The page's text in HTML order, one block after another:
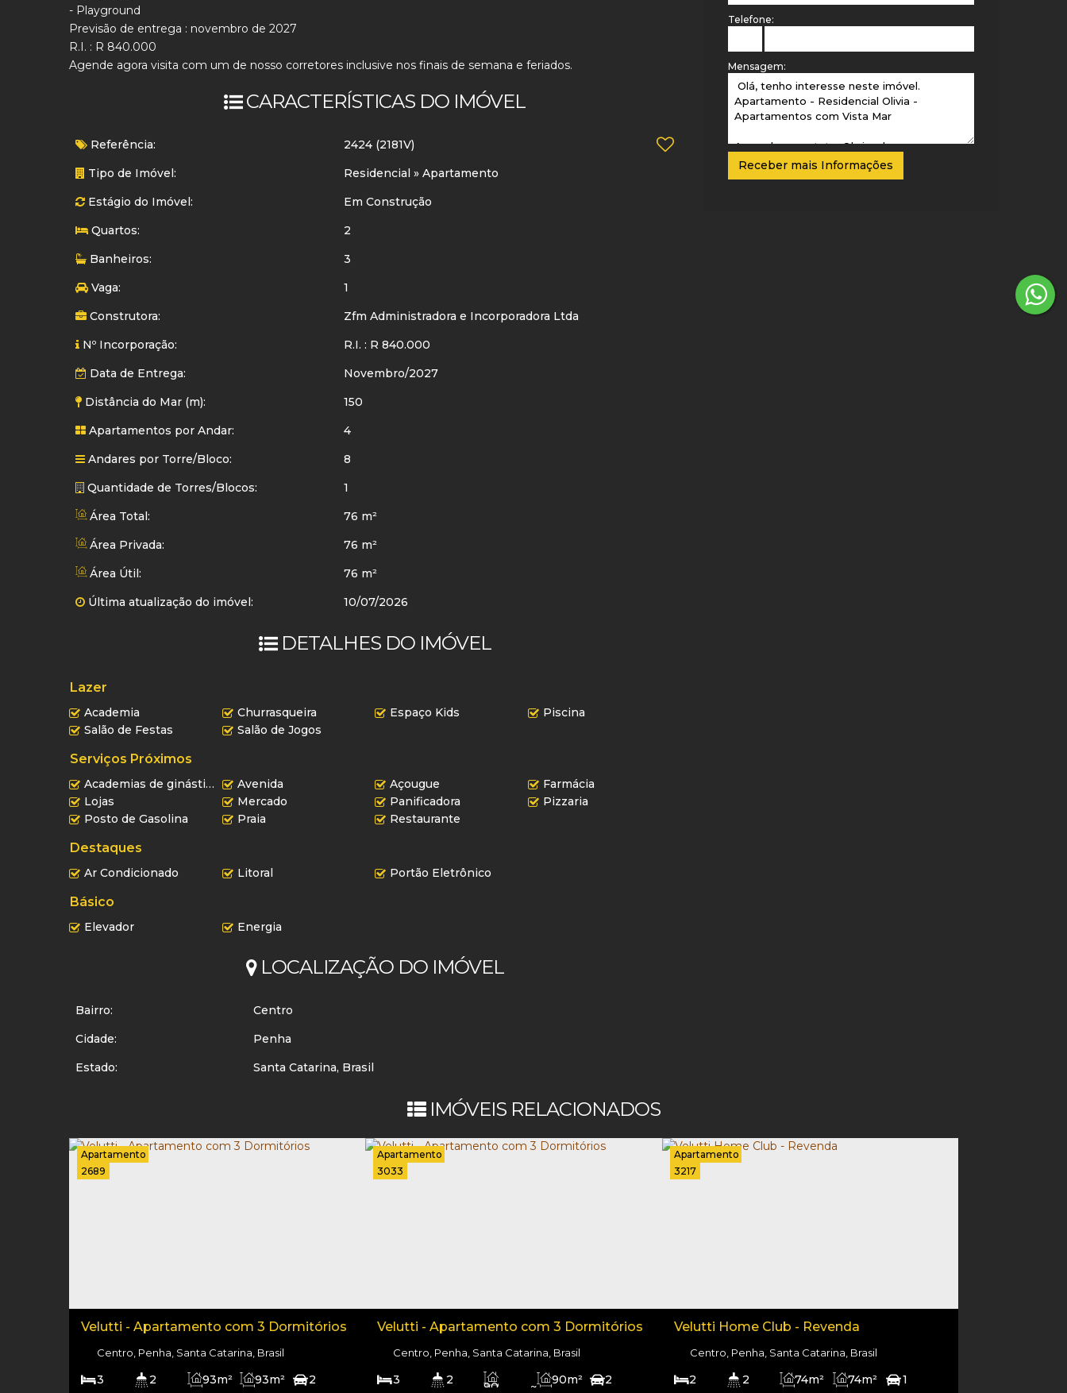
- Playground
Previsão de entrega : novembro de 2027
R.I. : R 840.000
Agende agora visita com um de nosso corretores inclusive nos finais de semana e feriados.
CARACTERÍSTICAS DO IMÓVEL
Referência: 2424 (2181V)
Tipo de Imóvel:
Residencial » Apartamento
Estágio do Imóvel:
Em Construção
Quartos:
2
Banheiros:
3
Vaga:
1
Construtora:
Zfm Administradora e Incorporadora Ltda
Nº Incorporação:
R.I. : R 840.000
Data de Entrega:
Novembro/2027
Distância do Mar (m):
150
Apartamentos por Andar:
4
Andares por Torre/Bloco:
8
Quantidade de Torres/Blocos:
1
Área Total:
76 m²
Área Privada:
76 m²
Área Útil:
76 m²
Última atualização do imóvel:
10/07/2026
DETALHES DO IMÓVEL
Lazer
Academia Churrasqueira Espaço Kids
Piscina
Salão de Festas
Salão de Jogos
Serviços Próximos
Academias de ginástica Avenida Açougue
Farmácia
Lojas
Mercado Panificadora
Pizzaria
Posto de Gasolina
Praia Restaurante
Destaques
Ar Condicionado Litoral Portão Eletrônico
Básico
Elevador Energia
LOCALIZAÇÃO DO IMÓVEL
Bairro:
Centro
Cidade:
Penha
Estado:
Santa Catarina, Brasil
Telefone:
Mensagem:
IMÓVEIS RELACIONADOS
Velutti - Apartamento com 3 Dormitórios
2689
Apartamento
Centro, Penha, Santa Catarina, Brasil
3 2 93m² 93m²
2
Velutti - Apartamento com 3 Dormitórios
3033
Apartamento
Centro, Penha, Santa Catarina, Brasil
3 2 90 ~ 90m²
2
Velutti Home Club - Revenda
3217
Apartamento
Centro, Penha, Santa Catarina, Brasil
2 2 74m² 74m²
1